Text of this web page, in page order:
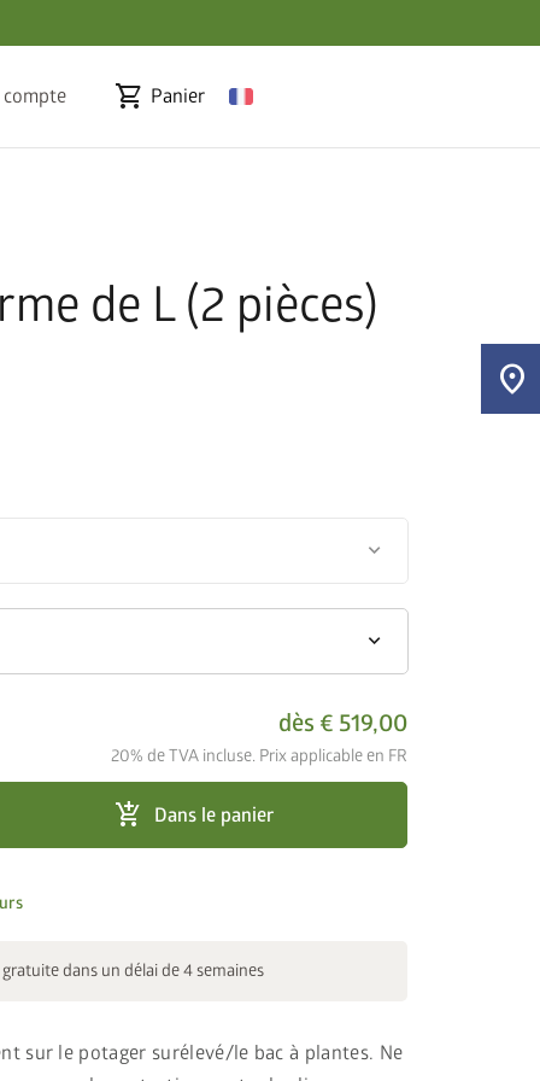
shopping_cart Panier
de L (2 pièces)
keyboard_arrow_down
keyboard_arrow_down
dès € 519,00
20% de TVA incluse. Prix applicable en FR
add_shopping_cart Dans le panier
dans un délai de 4 semaines
sur le potager surélevé/le bac à plantes. Ne
location_on